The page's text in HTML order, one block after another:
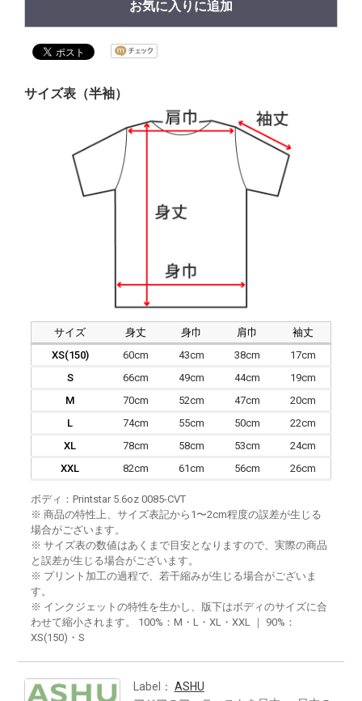
お気に入りに追加
サイズ表（半袖）
サイズ 身丈 身巾 肩巾
袖丈
XS(150)
60cm 43cm 38cm
17cm
S
66cm 49cm 44cm
19cm
M
70cm 52cm 47cm
20cm
L
74cm 55cm 50cm
22cm
XL
78cm 58cm 53cm
24cm
XXL
82cm 61cm 56cm 26cm
ボディ：Printstar 5.6oz 0085-CVT
※ 商品の特性上、サイズ表記から1〜2cm程度の誤差が生じる
場合がございます。
※ サイズ表の数値はあくまで目安となりますので、実際の商品
と誤差が生じる場合がございます。
※ プリント加工の過程で、若干縮みが生じる場合がございま
す。
※ インクジェットの特性を生かし、版下はボディのサイズに合
わせて縮小されます。 100%：M・L・XL・XXL ｜ 90%：
XS(150)・S
Label： ASHU